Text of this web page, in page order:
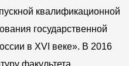
квалификационной
государственной
в XVI веке». В 2016